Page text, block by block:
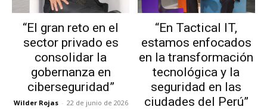
“El gran reto en el
sector privado es
consolidar la
gobernanza en
ciberseguridad”
Wilder Rojas - 22 de junio de 2026
“En Tactical IT,
estamos enfocados
en la transformación
tecnológica y la
seguridad en las
ciudades del Perú”